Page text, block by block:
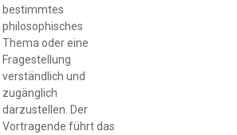
bestimmtes
philosophisches
Thema oder eine
Fragestellung
verständlich und
zugänglich
darzustellen. Der
Vortragende führt das